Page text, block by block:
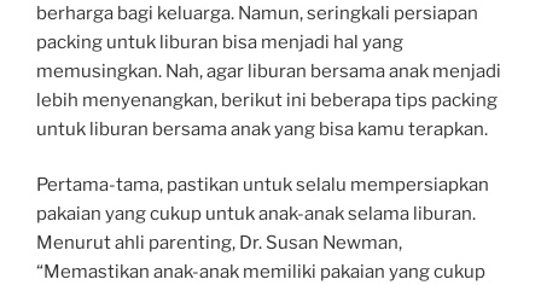
berharga bagi keluarga. Namun, seringkali persiapan
packing untuk liburan bisa menjadi hal yang
memusingkan. Nah, agar liburan bersama anak menjadi
lebih menyenangkan, berikut ini beberapa tips packing
untuk liburan bersama anak yang bisa kamu terapkan.
Pertama-tama, pastikan untuk selalu mempersiapkan
pakaian yang cukup untuk anak-anak selama liburan.
Menurut ahli parenting, Dr. Susan Newman,
“Memastikan anak-anak memiliki pakaian yang cukup